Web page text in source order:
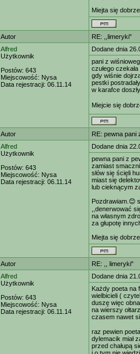
Miejta się
Autor
RE: ,,limeryki"
Alfred
Użytkownik
Postów: 643
Miejscowość: Nysa
Data rejestracji: 06.11.14
Dodane dnia
pani z
czułego
gdy wiśnie
pestki postradały
w karafce
Miejcie się
Autor
RE: pewna pani
Alfred
Użytkownik
Postów: 643
Miejscowość: Nysa
Data rejestracji: 06.11.14
Dodane dnia
pewna pani z
zamiast
słów się ścięli
miast się
lub cieknącym
Pozdrawiam.😊
,,denerwować
na własnym
za głupotę
Miejta się
Autor
RE: ,, limeryki"
Alfred
Użytkownik
Postów: 643
Miejscowość: Nysa
Data rejestracji: 06.11.14
Dodane dnia
Każdy poeta na
wielbicieli (
duszę więc
na wierszy
czasem nawet
raz pewien
dylemacik miał
przed chałupą